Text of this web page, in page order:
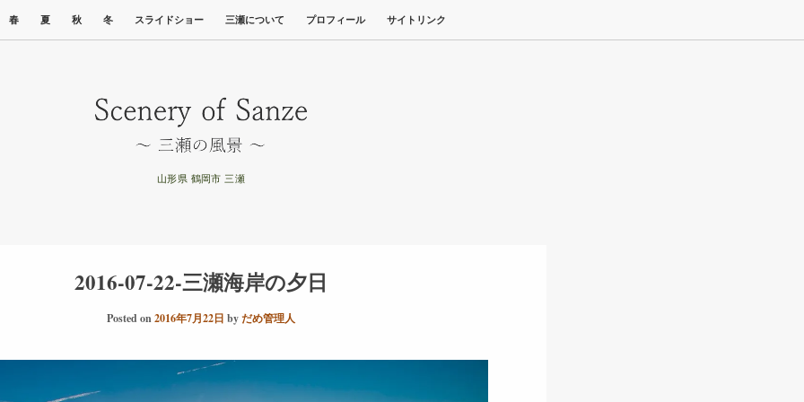
春 夏 秋 冬 スライドショー 三瀬について プロフィール サイトリンク
山形県 鶴岡市 三瀬
2016-07-22-三瀬海岸の夕日
Posted on2016年7月22日 byだめ管理人